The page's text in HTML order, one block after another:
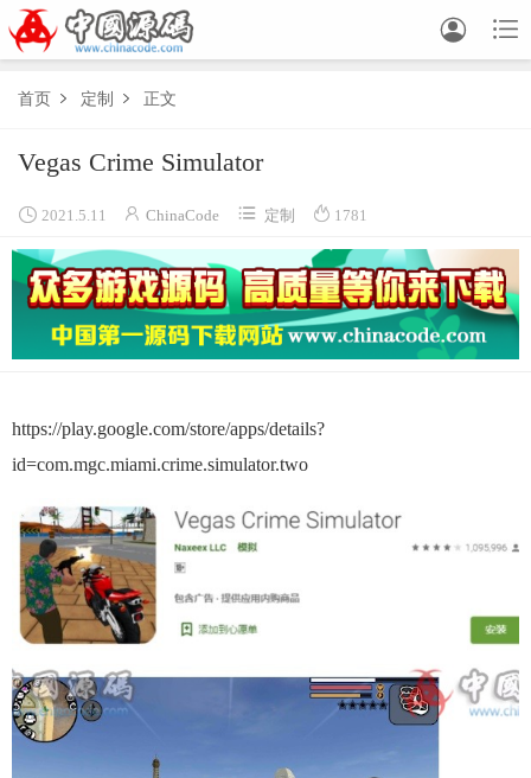


首页  定制  正文
Vegas Crime Simulator
 2021.5.11  ChinaCode  定制  1781
https://play.google.com/store/apps/details?
id=com.mgc.miami.crime.simulator.two